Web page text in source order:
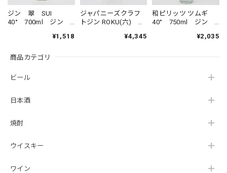
商品カテゴリ
ビール
日本酒
焼酎
ウイスキー
ワイン
ジン 翠 SUI
40° 700ml ジン
リー すい ジャパ
SUNTORY GIN
GIN
¥1,518
ジャパニーズクラフ
トジン ROKU(六)
スピリッツ サント
SUNTORY THE
¥4,345
和ピリッツ ツムギ
40° 750ml ジン
¥2,035